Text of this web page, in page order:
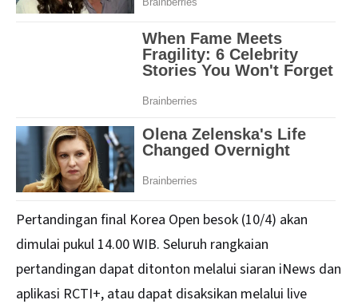
Pertandingan final Korea Open besok (10/4) akan
dimulai pukul 14.00 WIB. Seluruh rangkaian
pertandingan dapat ditonton melalui siaran iNews dan
aplikasi RCTI+, atau dapat disaksikan melalui live